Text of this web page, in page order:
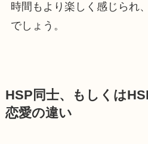
時間もより楽しく感じられ
でしょう。
HSP同士、もしくは
恋愛の違い